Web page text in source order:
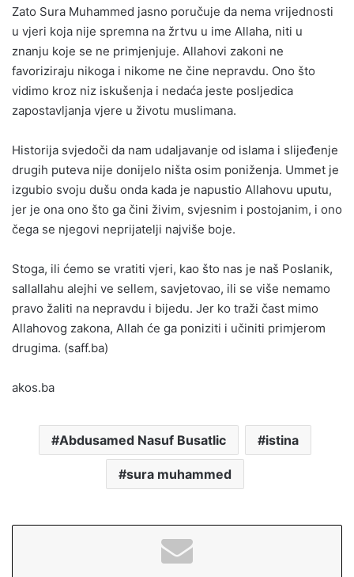
Zato Sura Muhammed jasno poručuje da nema vrijednosti
u vjeri koja nije spremna na žrtvu u ime Allaha, niti u
znanju koje se ne primjenjuje. Allahovi zakoni ne
favoriziraju nikoga i nikome ne čine nepravdu. Ono što
vidimo kroz niz iskušenja i nedaća jeste posljedica
zapostavljanja vjere u životu muslimana.
Historija svjedoči da nam udaljavanje od islama i slijeđenje
drugih puteva nije donijelo ništa osim poniženja. Ummet je
izgubio svoju dušu onda kada je napustio Allahovu uputu,
jer je ona ono što ga čini živim, svjesnim i postojanim, i ono
čega se njegovi neprijatelji najviše boje.
Stoga, ili ćemo se vratiti vjeri, kao što nas je naš Poslanik,
sallallahu alejhi ve sellem, savjetovao, ili se više nemamo
pravo žaliti na nepravdu i bijedu. Jer ko traži čast mimo
Allahovog zakona, Allah će ga poniziti i učiniti primjerom
drugima. (saff.ba)
akos.ba
Abdusamed Nasuf Busatlic istina
sura muhammed